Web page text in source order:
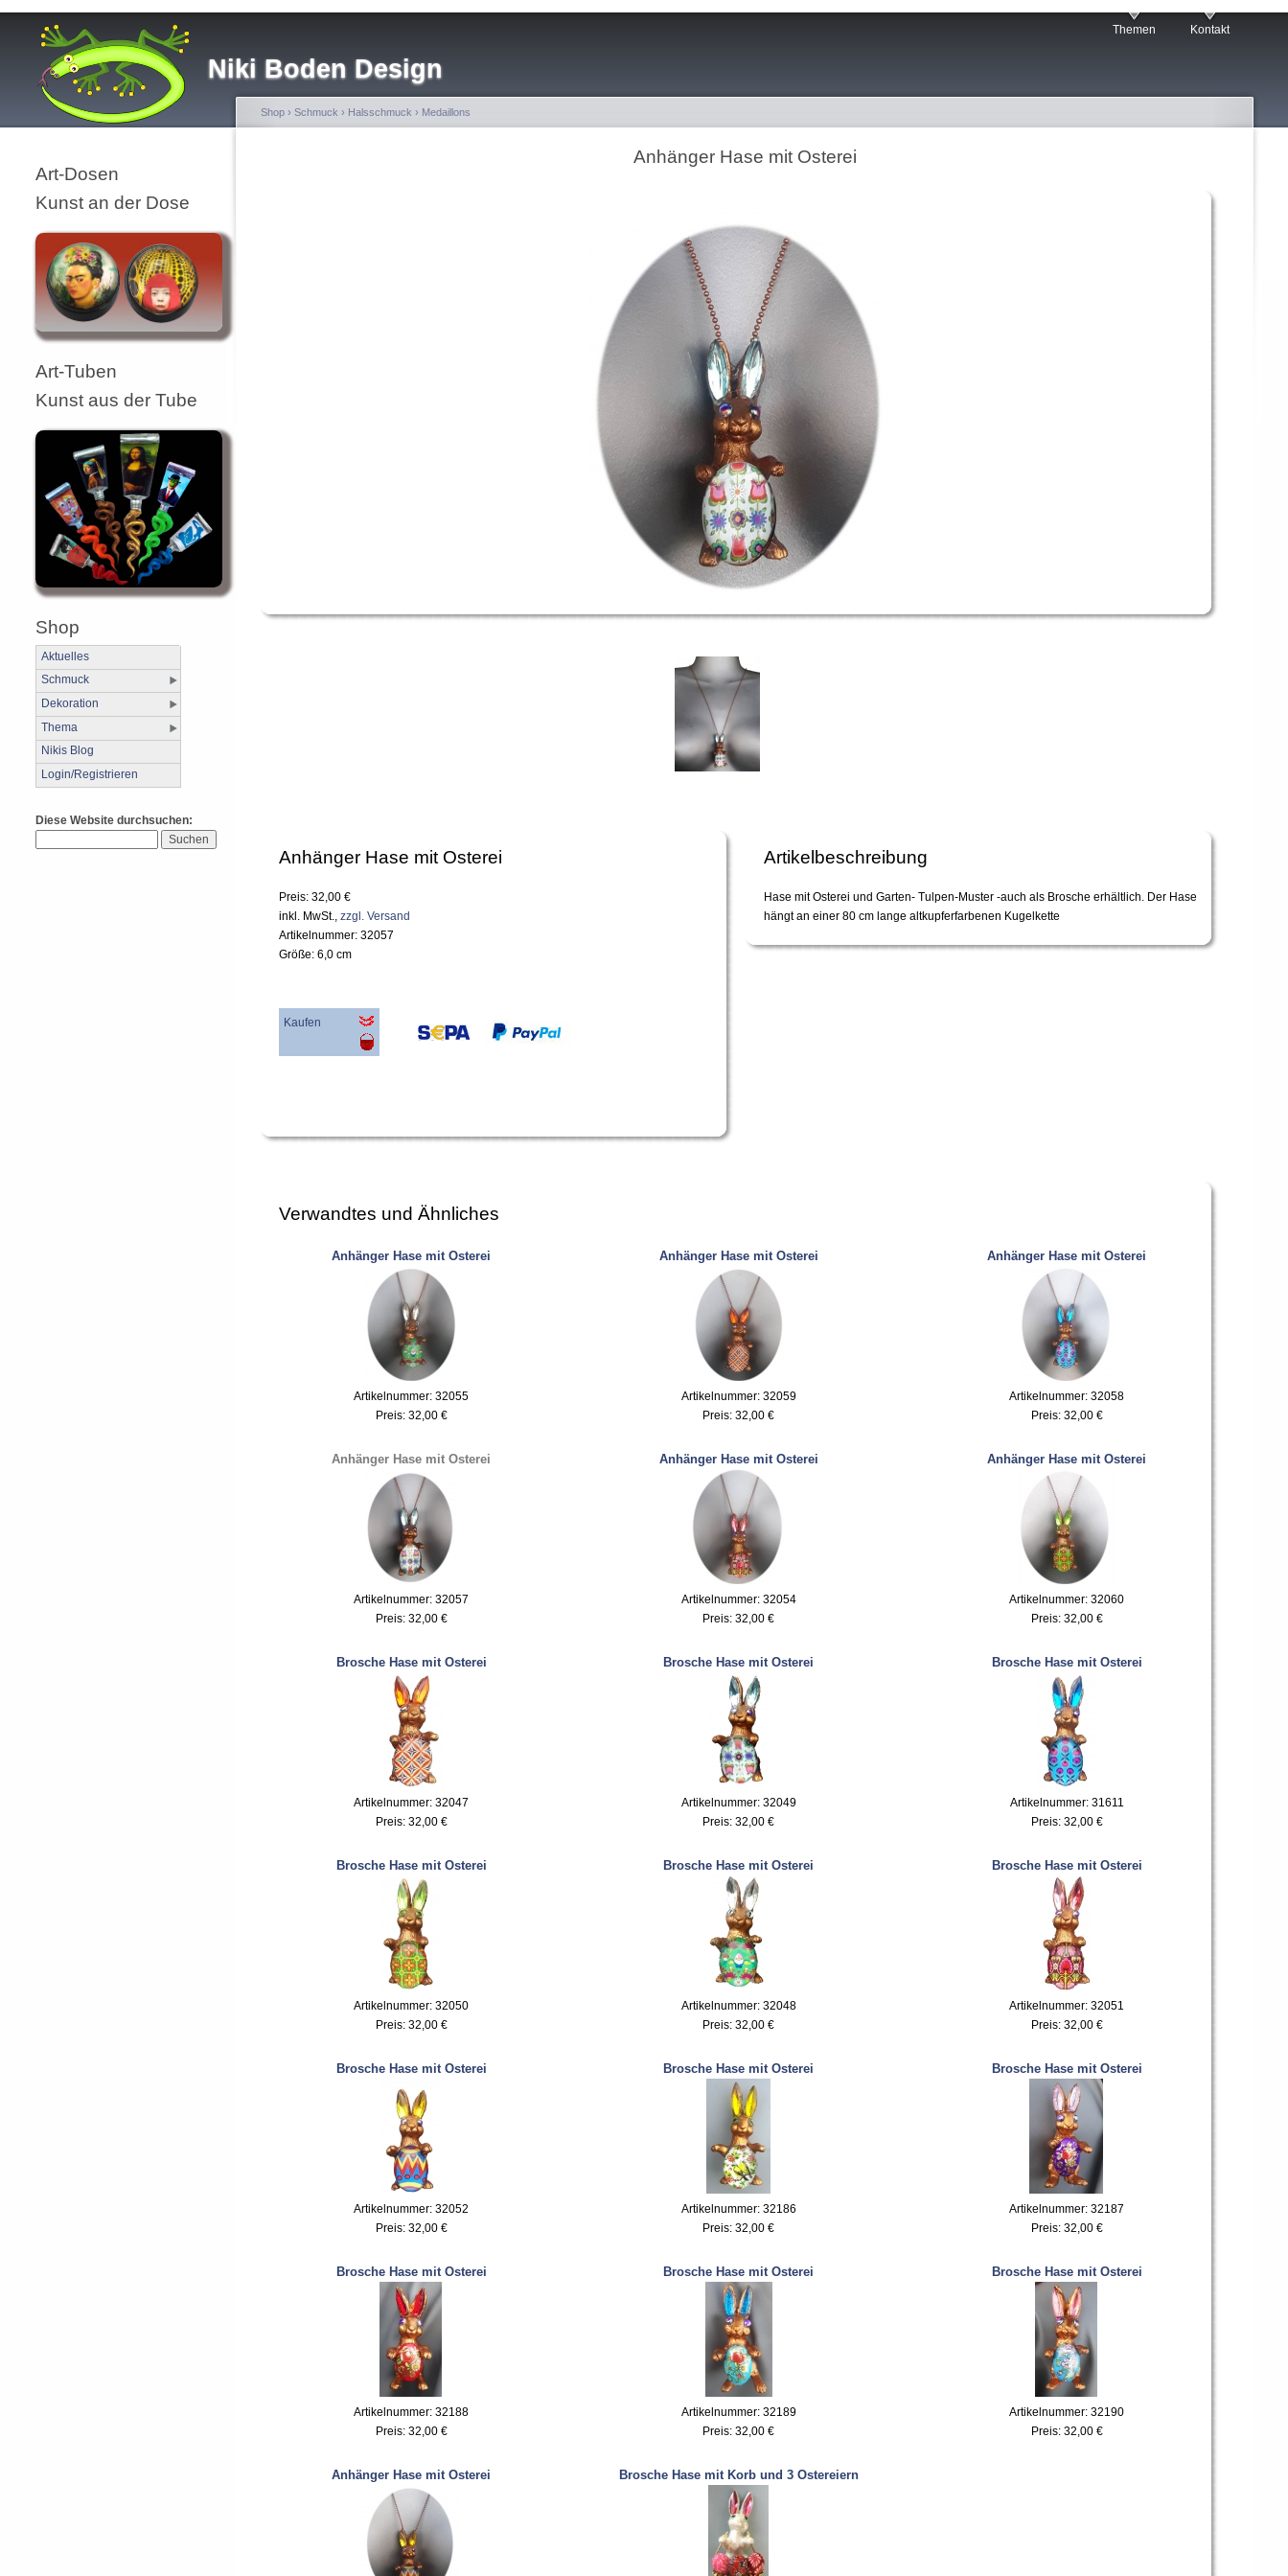
Niki Boden Design
Themen Kontakt
Art-Dosen
Kunst an der Dose
Art-Tuben
Kunst aus der Tube
Shop
Aktuelles
Schmuck
Dekoration
Thema
Nikis Blog
Login/Registrieren
Diese Website durchsuchen:
Shop › Schmuck › Halsschmuck › Medaillons
Anhänger Hase mit Osterei
Anhänger Hase mit Osterei
Preis: 32,00 €
inkl. MwSt., zzgl. Versand
Artikelnummer: 32057
Größe: 6,0 cm
Kaufen
Artikelbeschreibung
Hase mit Osterei und Garten- Tulpen-Muster -auch als Brosche erhältlich. Der Hase
hängt an einer 80 cm lange altkupferfarbenen Kugelkette
Verwandtes und Ähnliches
Anhänger Hase mit Osterei
Artikelnummer: 32055
Preis: 32,00 €
Anhänger Hase mit Osterei
Artikelnummer: 32059
Preis: 32,00 €
Anhänger Hase mit Osterei
Artikelnummer: 32058
Preis: 32,00 €
Anhänger Hase mit Osterei
Artikelnummer: 32057
Preis: 32,00 €
Anhänger Hase mit Osterei
Artikelnummer: 32054
Preis: 32,00 €
Anhänger Hase mit Osterei
Artikelnummer: 32060
Preis: 32,00 €
Brosche Hase mit Osterei
Artikelnummer: 32047
Preis: 32,00 €
Brosche Hase mit Osterei
Artikelnummer: 32049
Preis: 32,00 €
Brosche Hase mit Osterei
Artikelnummer: 31611
Preis: 32,00 €
Brosche Hase mit Osterei
Artikelnummer: 32050
Preis: 32,00 €
Brosche Hase mit Osterei
Artikelnummer: 32048
Preis: 32,00 €
Brosche Hase mit Osterei
Artikelnummer: 32051
Preis: 32,00 €
Brosche Hase mit Osterei
Artikelnummer: 32052
Preis: 32,00 €
Brosche Hase mit Osterei
Artikelnummer: 32186
Preis: 32,00 €
Brosche Hase mit Osterei
Artikelnummer: 32187
Preis: 32,00 €
Brosche Hase mit Osterei
Artikelnummer: 32188
Preis: 32,00 €
Brosche Hase mit Osterei
Artikelnummer: 32189
Preis: 32,00 €
Brosche Hase mit Osterei
Artikelnummer: 32190
Preis: 32,00 €
Anhänger Hase mit Osterei Brosche Hase mit Korb und 3 Ostereiern